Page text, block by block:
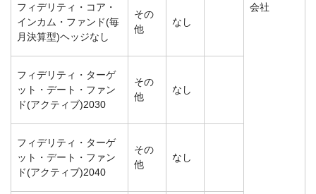
会社
フィデリティ・コア・
インカム・ファンド(毎
月決算型)ヘッジなし
その
他
なし
フィデリティ・ターゲ
ット・デート・ファン
ド(アクティブ)2030
その
他
なし
フィデリティ・ターゲ
ット・デート・ファン
ド(アクティブ)2040
その
他
なし